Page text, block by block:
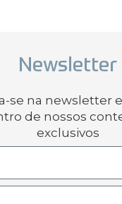
Newsletter
se na newsletter
de nossos
exclusivos